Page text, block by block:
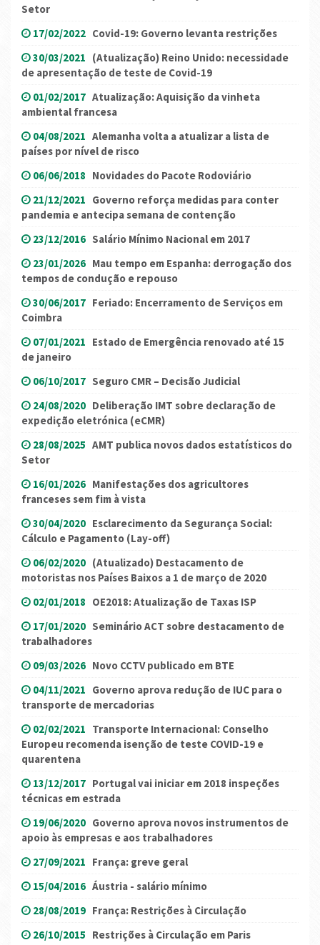
Setor
17/02/2022 Covid-19: Governo levanta restrições
30/03/2021 (Atualização) Reino Unido: necessidade
de apresentação de teste de Covid-19
01/02/2017 Atualização: Aquisição da vinheta
ambiental francesa
04/08/2021 Alemanha volta a atualizar a lista de
países por nível de risco
06/06/2018 Novidades do Pacote Rodoviário
21/12/2021 Governo reforça medidas para conter
pandemia e antecipa semana de contenção
23/12/2016 Salário Mínimo Nacional em 2017
23/01/2026 Mau tempo em Espanha: derrogação dos
tempos de condução e repouso
30/06/2017 Feriado: Encerramento de Serviços em
Coimbra
07/01/2021 Estado de Emergência renovado até 15
de janeiro
06/10/2017 Seguro CMR – Decisão Judicial
24/08/2020 Deliberação IMT sobre declaração de
expedição eletrónica (eCMR)
28/08/2025 AMT publica novos dados estatísticos do
Setor
16/01/2026 Manifestações dos agricultores
franceses sem fim à vista
30/04/2020 Esclarecimento da Segurança Social:
Cálculo e Pagamento (Lay-off)
06/02/2020 (Atualizado) Destacamento de
motoristas nos Países Baixos a 1 de março de 2020
02/01/2018 OE2018: Atualização de Taxas ISP
17/01/2020 Seminário ACT sobre destacamento de
trabalhadores
09/03/2026 Novo CCTV publicado em BTE
04/11/2021 Governo aprova redução de IUC para o
transporte de mercadorias
02/02/2021 Transporte Internacional: Conselho
Europeu recomenda isenção de teste COVID-19 e
quarentena
13/12/2017 Portugal vai iniciar em 2018 inspeções
técnicas em estrada
19/06/2020 Governo aprova novos instrumentos de
apoio às empresas e aos trabalhadores
27/09/2021 França: greve geral
15/04/2016 Áustria - salário mínimo
28/08/2019 França: Restrições à Circulação
26/10/2015 Restrições à Circulação em Paris